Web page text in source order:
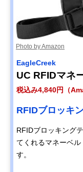
Photo by Amazon
EagleCreek
UC RFIDマネ
税込み4,840円（
RFIDブロッキ
RFIDブロッキング
てくれるマネーベ
す。